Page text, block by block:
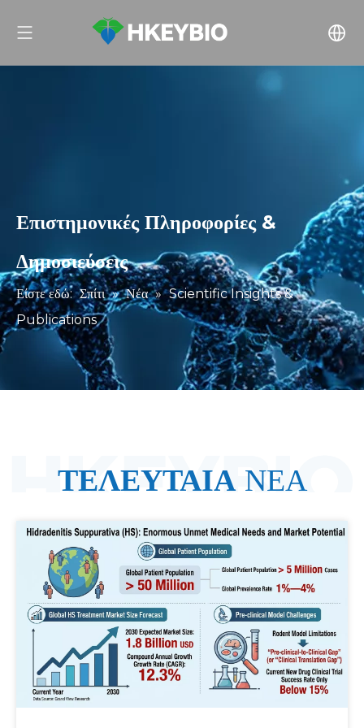
Επιστημονικές Πληροφορίες &
Δημοσιεύσεις
Είστε εδώ: Σπίτι » Νέα » Scientific Insights &
Publications
ΤΕΛΕΥΤΑΙΑ ΝΕΑ